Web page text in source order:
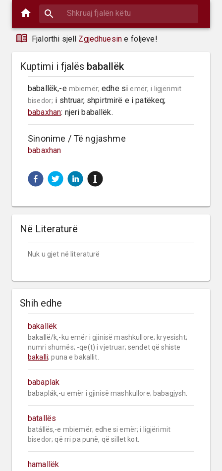
Fjalorthi sjell Zgjedhuesin e foljeve!
Kuptimi i fjalës baballëk
baballëk,-e mbiemër; edhe si emër; i ligjërimit
bisedor;
babaxhan: njeri baballëk.
Sinonime / Të ngjashme
babaxhan
Në Literaturë
Nuk u gjet në literaturë
Shih edhe
bakallëk
bakallë/k,-ku emër i gjinisë mashkullore; kryesisht;
numri shumës; -qe(t) i vjetruar;
bakalli; puna e bakallit.
babaplak
babaplák,-u emër i gjinisë mashkullore; babagjysh.
batallës
batállës,-e mbiemër; edhe si emër; i ligjërimit
bisedor; që rri pa punë, që sillet kot.
hamallëk